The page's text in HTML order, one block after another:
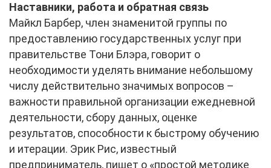
Наставники, работа и обратная связь
Майкл Барбер, член знаменитой группы по
предоставлению государственных услуг при
правительстве Тони Блэра, говорит о
необходимости уделять внимание небольшому
числу действительно значимых вопросов –
важности правильной организации ежедневной
деятельности, сбору данных, оценке
результатов, способности к быстрому обучению
и итерации. Эрик Рис, известный
предприниматель, пишет о «простой методике